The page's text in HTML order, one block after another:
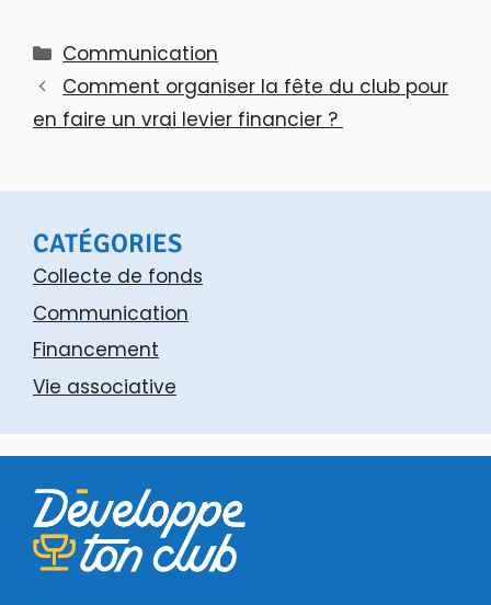
Catégories
Communication
Comment organiser la fête du club pour
en faire un vrai levier financier ?
CATÉGORIES
Collecte de fonds
Communication
Financement
Vie associative